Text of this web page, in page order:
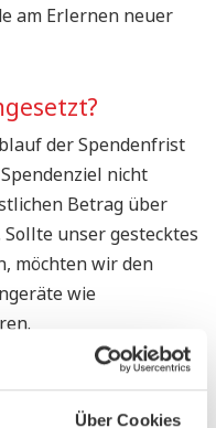
Über Cookies
am Erlernen neuer
der Spendenfrist
nicht
Betrag über
unser gestecktes
möchten wir den
wie
die ein wenig Zeit